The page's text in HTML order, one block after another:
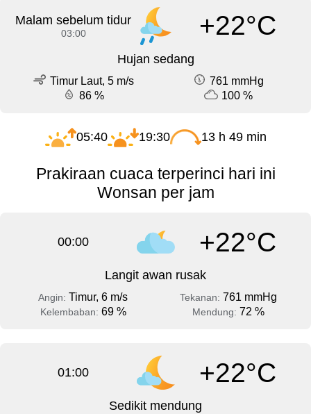
Malam sebelum tidur
03:00 +22°C
Hujan sedang
Timur Laut, 5 m/s
761 mmHg
86 %
100 %
05:40 19:30 13 h 49 min
Prakiraan cuaca terperinci hari ini
Wonsan per jam
00:00 +22°C
Langit awan rusak
Angin: Timur, 6 m/s Tekanan: 761 mmHg
Kelembaban: 69 % Mendung: 72 %
01:00 +22°C
Sedikit mendung